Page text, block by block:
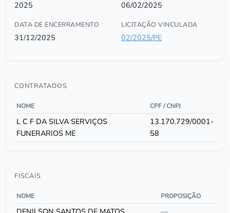
2025 06/02/2025
DATA DE ENCERRAMENTO
31/12/2025
LICITAÇÃO VINCULADA
02/2025/PE
CONTRATADOS
NOME CPF / CNPJ
L C F DA SILVA SERVIÇOS
FUNERARIOS ME
13.170.729/0001-
58
FISCAIS
NOME PROPOSIÇÃO